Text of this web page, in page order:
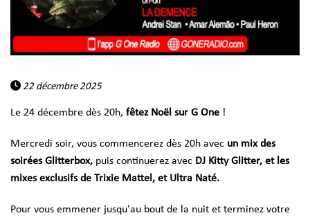
22 décembre 2025
Le 24 décembre dès 20h, fêtez Noël sur G One !
Mercredi soir, vous commencerez dès 20h avec un mix des
soirées Glitterbox, puis continuerez avec DJ Kitty Glitter, et les
mixes exclusifs de Trixie Mattel, et Ultra Naté.
Pour vous emmener jusqu'au bout de la nuit et terminez votre